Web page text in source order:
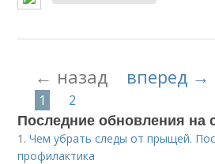
← назад вперед →
1 2
Последние обновления на
1.Чем убрать следы от прыщей.
профилактика